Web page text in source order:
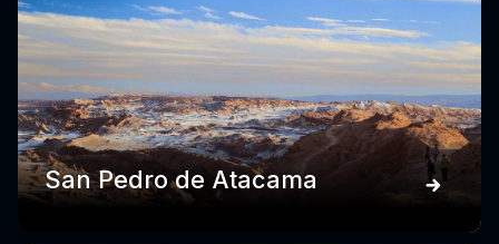
San Pedro de Atacama